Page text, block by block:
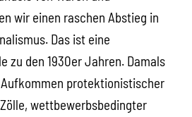
wir einen raschen Abstieg in
Das ist eine
zu den 1930er Jahren. Damals
protektionistischer
wettbewerbsbedingter